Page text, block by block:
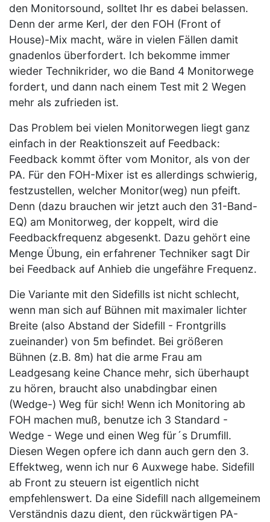
den Monitorsound, solltet Ihr es dabei belassen.
Denn der arme Kerl, der den FOH (Front of
House)-Mix macht, wäre in vielen Fällen damit
gnadenlos überfordert. Ich bekomme immer
wieder Technikrider, wo die Band 4 Monitorwege
fordert, und dann nach einem Test mit 2 Wegen
mehr als zufrieden ist.
Das Problem bei vielen Monitorwegen liegt ganz
einfach in der Reaktionszeit auf Feedback:
Feedback kommt öfter vom Monitor, als von der
PA. Für den FOH-Mixer ist es allerdings schwierig,
festzustellen, welcher Monitor(weg) nun pfeift.
Denn (dazu brauchen wir jetzt auch den 31-Band-
EQ) am Monitorweg, der koppelt, wird die
Feedbackfrequenz abgesenkt. Dazu gehört eine
Menge Übung, ein erfahrener Techniker sagt Dir
bei Feedback auf Anhieb die ungefähre Frequenz.
Die Variante mit den Sidefills ist nicht schlecht,
wenn man sich auf Bühnen mit maximaler lichter
Breite (also Abstand der Sidefill - Frontgrills
zueinander) von 5m befindet. Bei größeren
Bühnen (z.B. 8m) hat die arme Frau am
Leadgesang keine Chance mehr, sich überhaupt
zu hören, braucht also unabdingbar einen
(Wedge-) Weg für sich! Wenn ich Monitoring ab
FOH machen muß, benutze ich 3 Standard -
Wedge - Wege und einen Weg für´s Drumfill.
Diesen Wegen opfere ich dann auch gern den 3.
Effektweg, wenn ich nur 6 Auxwege habe. Sidefill
ab Front zu steuern ist eigentlich nicht
empfehlenswert. Da eine Sidefill nach allgemeinem
Verständnis dazu dient, den rückwärtigen PA-